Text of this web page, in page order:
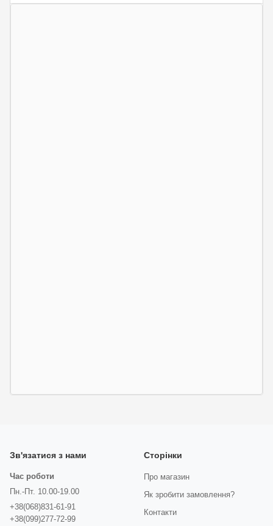
Зв'язатися з нами
Час роботи
Пн.-Пт. 10.00-19.00
+38(068)831-61-91
+38(099)277-72-99
Сторінки
Про магазин
Як зробити замовлення?
Контакти